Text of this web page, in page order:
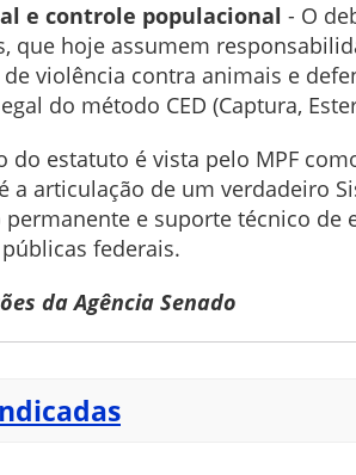
e controle populacional - O
que hoje assumem
violência contra animais e
do método CED (Captura,
do estatuto é vista pelo MPF
a articulação de um verdadeiro
e suporte técnico de
federais.
da Agência Senado